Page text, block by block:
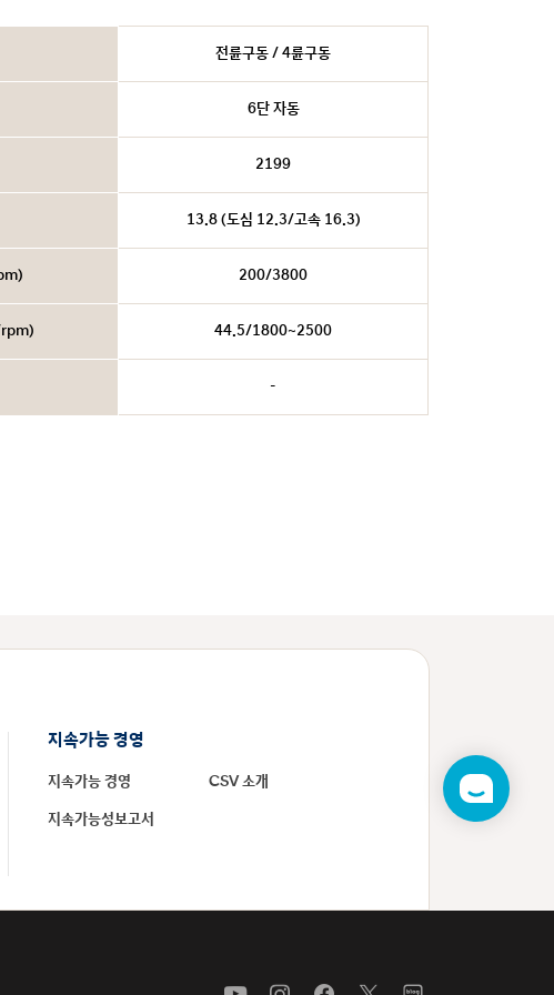
전륜구동 / 4륜구동
6단 자동
2199
13.8 (도심 12.3/고속 16.3)
200/3800
rpm) 44.5/1800~2500
-
챗
봇
지속가능 경영
지속가능 경영 CSV 소개
지속가능성보고서